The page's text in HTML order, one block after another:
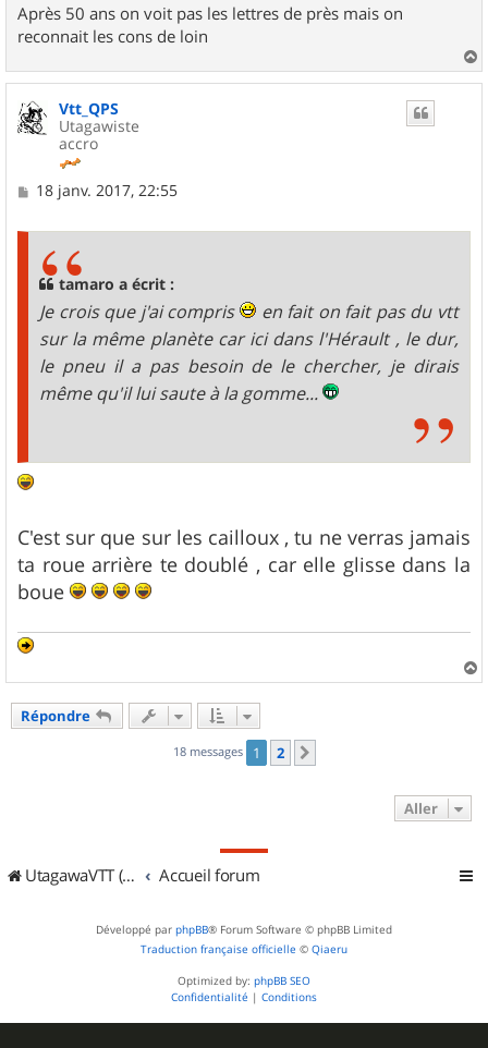
Après 50 ans on voit pas les lettres de près mais on
reconnait les cons de loin
a
Vtt_QPS
Utagawiste
accro
M18 janv. 2017, 22:55
tamaro a écrit :
Je crois que j'ai compris
en fait on fait pas du vtt
sur la même planète car ici dans l'Hérault , le dur,
le pneu il a pas besoin de le chercher, je dirais
même qu'il lui saute à la gomme...
C'est sur que sur les cailloux , tu ne verras jamais
ta roue arrière te doublé , car elle glisse dans la
boue
a
Répondre
18 messages 1 2
Aller
UtagawaVTT (Randos VTT et VTTAE avec traces GPS) Accueil forum
Développé par phpBB® Forum Software © phpBB Limited
Traduction française officielle © Qiaeru
Optimized by: phpBB SEO
Confidentialité | Conditions